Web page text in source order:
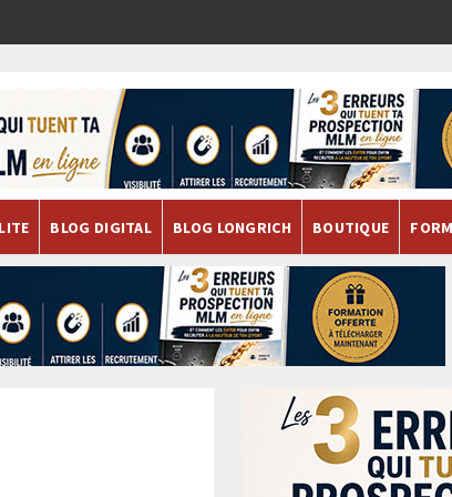
BLOG DIGITAL BLOG LONGRICH BOUTIQUE